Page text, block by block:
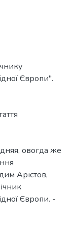
Європи".
овогда же
Арістов,
Європи. -